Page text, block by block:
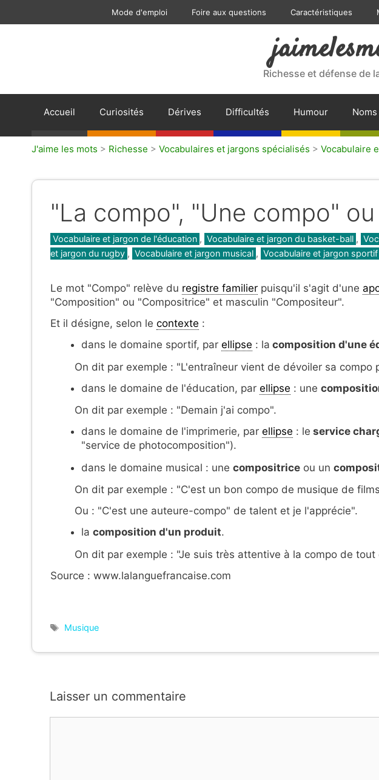
Mode d'emploi Foire aux questions Caractéristiques
Richesse et défense de
Accueil Curiosités Dérives Difficultés Humour
J'aime les mots > Richesse > Vocabulaires et jargons spécialisés > Vocabulaire
"La compo", "Une compo"
Catégories
Vocabulaire et jargon de l'éducation , Vocabulaire et jargon du basket-ball ,
et jargon du rugby , Vocabulaire et jargon musical , Vocabulaire et jargon
Le mot "Compo" relève du registre familier puisqu'il s'agit d'une
"Composition" ou "Compositrice" et masculin "Compositeur".
Et il désigne, selon le contexte :
dans le domaine sportif, par ellipse : la composition d'une
On dit par exemple : "L'entraîneur vient de dévoiler sa compo
dans le domaine de l'éducation, par ellipse : une
On dit par exemple : "Demain j'ai compo".
dans le domaine de l'imprimerie, par ellipse : le service
"service de photocomposition").
dans le domaine musical : une compositrice ou un
On dit par exemple : "C'est un bon compo de musique de
Ou : "C'est une auteure-compo" de talent et je l'apprécie".
la composition d'un produit.
On dit par exemple : "Je suis très attentive à la compo de tout
Source : www.lalanguefrancaise.com
Étiquettes
Musique
Laisser un commentaire